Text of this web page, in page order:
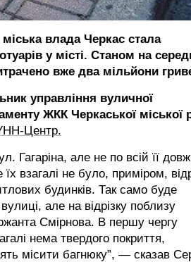
влада Черкас стала
у місті. Станом на
вже два мільйони
управління вуличної
ЖКК Черкаської міської
Центр.
Гагаріна, але не по всій її
взагалі не було, приміром,
будинків. Так само буде
але на відрізку поблизу
Смірнова. В першу чергу
нема твердого покриття,
місити багнюку”, — сказав